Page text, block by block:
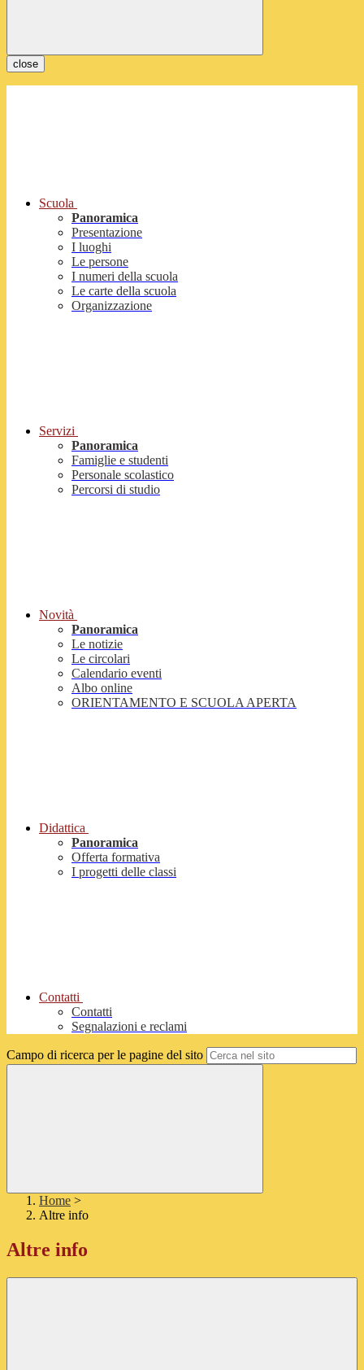
close
Scuola
Panoramica
Presentazione
I luoghi
Le persone
I numeri della scuola
Le carte della scuola
Organizzazione
Servizi
Panoramica
Famiglie e studenti
Personale scolastico
Percorsi di studio
Novità
Panoramica
Le notizie
Le circolari
Calendario eventi
Albo online
ORIENTAMENTO E SCUOLA APERTA
Didattica
Panoramica
Offerta formativa
I progetti delle classi
Contatti
Contatti
Segnalazioni e reclami
Campo di ricerca per le pagine del sito
Home >
Altre info
Altre info